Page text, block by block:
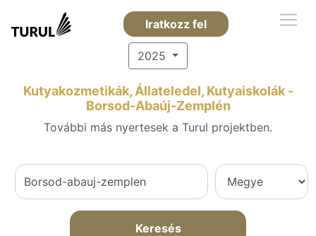
Iratkozz fel
2025
Kutyakozmetikák, Állateledel, Kutyaiskolák -
Borsod-Abaúj-Zemplén
További más nyertesek a Turul projektben.
Keresés